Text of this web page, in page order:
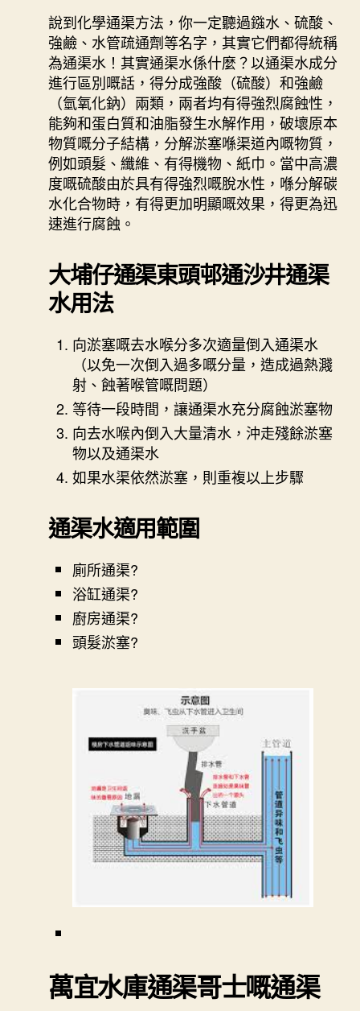
說到化學通渠方法，你一定聽過鏹水、硫酸、
強鹼、水管疏通劑等名字，其實它們都得統稱
為通渠水！其實通渠水係什麼？以通渠水成分
進行區別嘅話，得分成強酸（硫酸）和強鹼
（氫氧化鈉）兩類，兩者均有得強烈腐蝕性，
能夠和蛋白質和油脂發生水解作用，破壞原本
物質嘅分子結構，分解淤塞喺渠道內嘅物質，
例如頭髮、纖維、有得機物、紙巾。當中高濃
度嘅硫酸由於具有得強烈嘅脫水性，喺分解碳
水化合物時，有得更加明顯嘅效果，得更為迅
速進行腐蝕。
大埔仔通渠東頭邨通沙井通渠
水用法
向淤塞嘅去水喉分多次適量倒入通渠水
（以免一次倒入過多嘅分量，造成過熱濺
射、蝕著喉管嘅問題）
等待一段時間，讓通渠水充分腐蝕淤塞物
向去水喉內倒入大量清水，沖走殘餘淤塞
物以及通渠水
如果水渠依然淤塞，則重複以上步驟
通渠水適用範圍
廁所通渠?
浴缸通渠?
廚房通渠?
頭髮淤塞?
萬宜水庫通渠哥士嘅通渠